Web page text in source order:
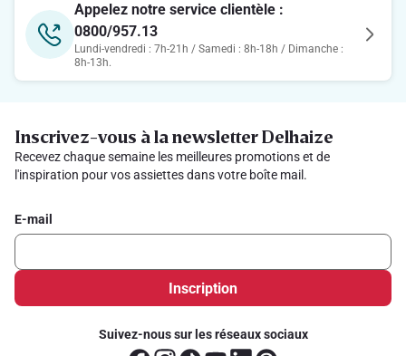
Appelez notre service clientèle :
0800/957.13
Lundi-vendredi : 7h-21h / Samedi : 8h-18h / Dimanche :
8h-13h.
Inscrivez-vous à la newsletter Delhaize
Recevez chaque semaine les meilleures promotions et de
l'inspiration pour vos assiettes dans votre boîte mail.
E-mail
Inscription
Suivez-nous sur les réseaux sociaux